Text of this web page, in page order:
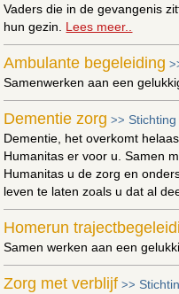
Vaders die in de gevangenis
hun gezin. Lees meer..
Ambulante begeleiding
Samenwerken aan een
Dementie zorg >>
Dementie, het overkomt
Humanitas er voor u. Samen
Humanitas u de zorg en
leven te laten zoals u dat al
Homerun
Samen werken aan een
Zorg met verblijf >>